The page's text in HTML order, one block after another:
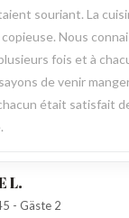
souriant. La
Nous
fois et à
de venir
était satisfait
L
- Gäste 2